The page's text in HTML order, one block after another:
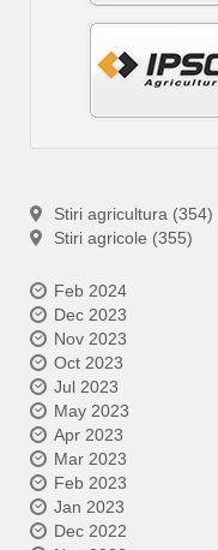
Stiri agricultura (354)
Stiri agricole (355)
Feb 2024
Dec 2023
Nov 2023
Oct 2023
Jul 2023
May 2023
Apr 2023
Mar 2023
Feb 2023
Jan 2023
Dec 2022